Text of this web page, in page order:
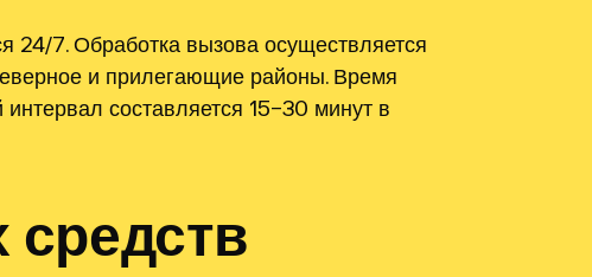
24/7. Обработка вызова осуществляется
и прилегающие районы. Время
составляется 15–30 минут в